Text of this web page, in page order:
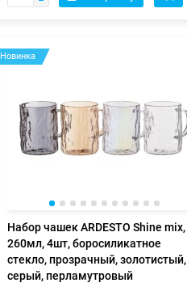
Новинка
Набор чашек ARDESTO Shine mix,
260мл, 4шт, боросиликатное
стекло, прозрачный, золотистый,
серый, перламутровый